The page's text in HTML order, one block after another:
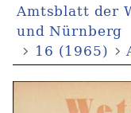
Amtsblatt der
und Nürnberg
16 (1965)